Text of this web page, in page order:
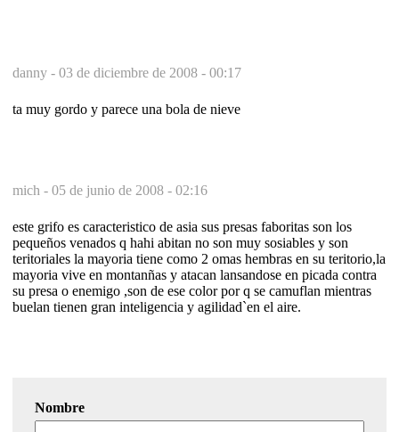
danny - 03 de diciembre de 2008 - 00:17
ta muy gordo y parece una bola de nieve
mich - 05 de junio de 2008 - 02:16
este grifo es caracteristico de asia sus presas faboritas son los
pequeños venados q hahi abitan no son muy sosiables y son
teritoriales la mayoria tiene como 2 omas hembras en su teritorio,la
mayoria vive en montanñas y atacan lansandose en picada contra
su presa o enemigo ,son de ese color por q se camuflan mientras
buelan tienen gran inteligencia y agilidad`en el aire.
Nombre